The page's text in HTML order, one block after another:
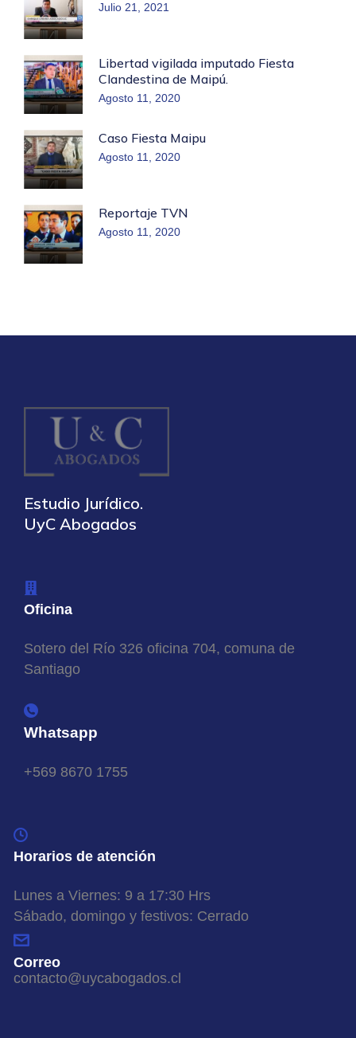
Julio 21, 2021
Libertad vigilada imputado Fiesta
Clandestina de Maipú.
Agosto 11, 2020
Caso Fiesta Maipu
Agosto 11, 2020
Reportaje TVN
Agosto 11, 2020
Estudio Jurídico.
UyC Abogados
Oficina
Sotero del Río 326 oficina 704, comuna de
Santiago
Whatsapp
+569 8670 1755
Horarios de atención
Lunes a Viernes: 9 a 17:30 Hrs
Sábado, domingo y festivos: Cerrado
Correo
contacto@uycabogados.cl